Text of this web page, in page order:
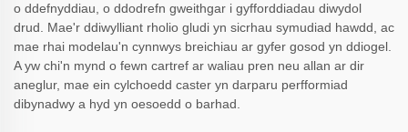
o ddefnyddiau, o ddodrefn gweithgar i gyfforddiadau diwydol
drud. Mae'r ddiwylliant rholio gludi yn sicrhau symudiad hawdd, ac
mae rhai modelau'n cynnwys breichiau ar gyfer gosod yn ddiogel.
A yw chi'n mynd o fewn cartref ar waliau pren neu allan ar dir
aneglur, mae ein cylchoedd caster yn darparu perfformiad
dibynadwy a hyd yn oesoedd o barhad.